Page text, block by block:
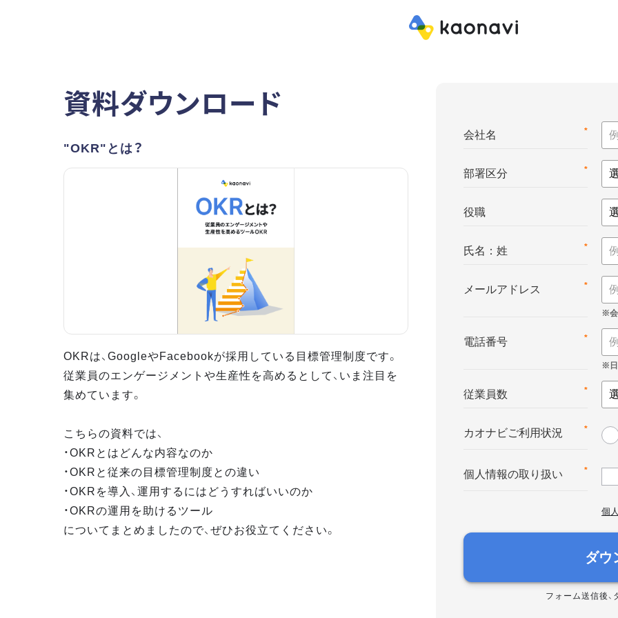
資料ダウンロード
"OKR"とは？
OKRは、GoogleやFacebookが採用している目標管理制度です。
従業員のエンゲージメントや生産性を高めるとして、いま注目を
集めています。
こちらの資料では、
・OKRとはどんな内容なのか
・OKRと従来の目標管理制度との違い
・OKRを導入、運用するにはどうすればいいのか
・OKRの運用を助けるツール
についてまとめましたので、ぜひお役立てください。
*
会社名
*
部署区分
役職
*
氏名：姓
*
メールアドレス
*
電話番号
*
従業員数
*
カオナビご利用状況
*
個人情報の取り扱い
個
ダウ
フォーム送信後